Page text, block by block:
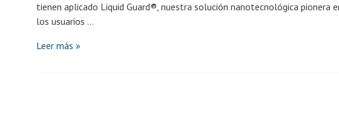
tienen aplicado Liquid Guard®, nuestra solución nanotecnológica pionera
los usuarios …
SEAT
Leer más »